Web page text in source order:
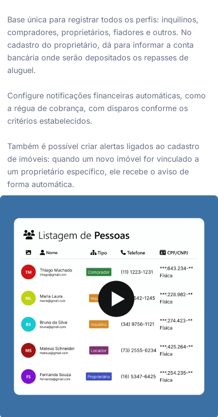
Base única para registrar todos os perfis: inquilinos,
compradores, proprietários, fiadores e outros. No
cadastro do proprietário, dá para informar a conta
bancária onde serão depositados os repasses de
aluguel.
Configure notificações financeiras automáticas, como
a régua de cobrança, com disparos conforme os
critérios estabelecidos.
Também é possível criar alertas ligados ao cadastro
de imóveis: quando um novo imóvel for vinculado a
um proprietário específico, ele recebe o aviso de
forma automática.